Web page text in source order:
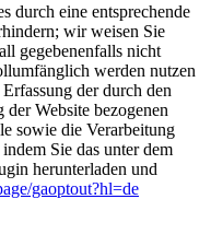
durch eine entsprechende
wir weisen Sie
gegebenenfalls nicht
werden nutzen
der durch den
Website bezogenen
sowie die Verarbeitung
Sie das unter dem
herunterladen und
gaoptout?hl=de